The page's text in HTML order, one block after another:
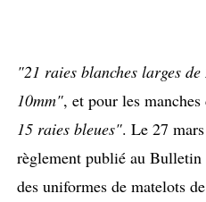
"21 raies blanches larges
10mm", et pour les
15 raies bleues". Le 27
règlement publié au
des uniformes de matelots